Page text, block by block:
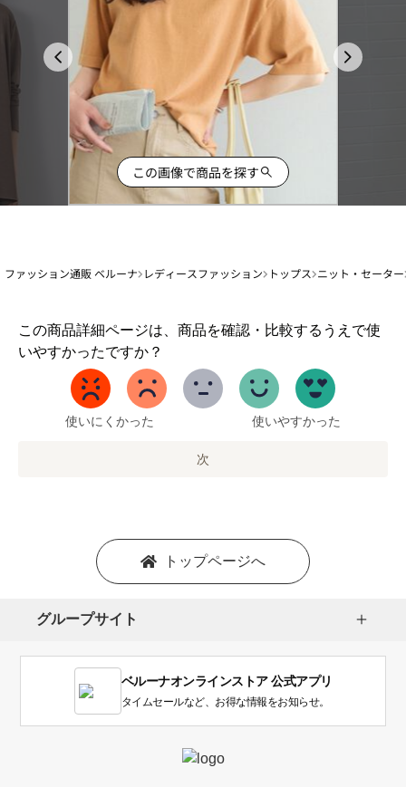
この画像で商品を探す
ファッション通販 ベルーナ レディースファッション トップス ニット・セーター
この商品詳細ページは、商品を確認・比較するうえで使
いやすかったですか？
1
か
い
使いにくかった 使いやすかった
次
トップページへ
グループサイト
ベルーナオンラインストア 公式アプリ
タイムセールなど、お得な情報をお知らせ。